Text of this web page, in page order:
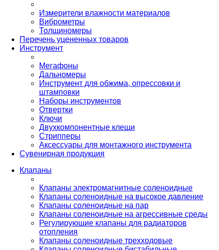
Измерители влажности материалов
Виброметры
Толщиномеры
Перечень уцененных товаров
Инструмент
Мегафоны
Дальномеры
Инструмент для обжима, опрессовки и
штамповки
Наборы инструментов
Отвертки
Ключи
Двухкомпонентные клещи
Стрипперы
Аксессуары для монтажного инструмента
Сувенирная продукция
Клапаны
Клапаны электромагнитные соленоидные
Клапаны соленоидные на высокое давление
Клапаны соленоидные на пар
Клапаны соленоидные на агрессивные среды
Регулирующие клапаны для радиаторов
отопления
Клапаны соленоидные трехходовые